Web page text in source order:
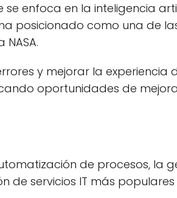
enfoca en la inteligencia
posicionado como una de
y mejorar la experiencia
oportunidades de
de procesos, la
de servicios IT más